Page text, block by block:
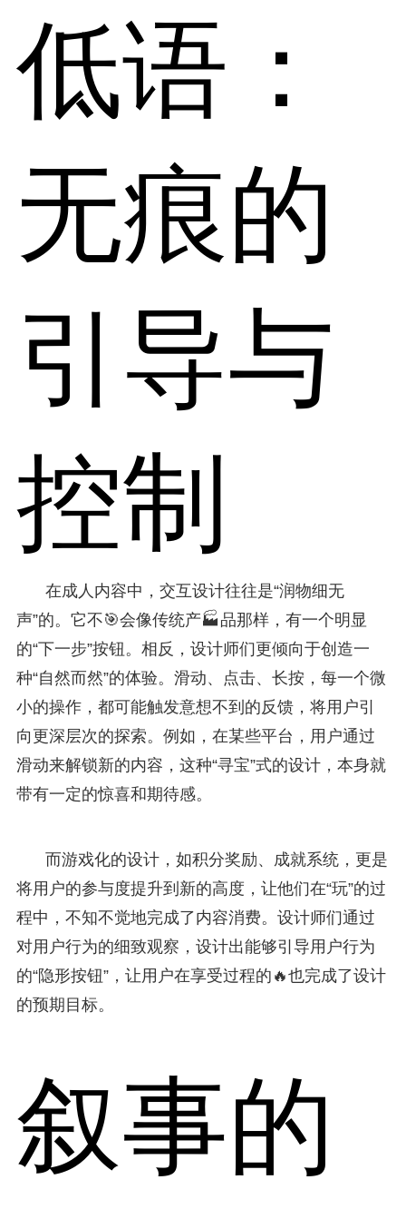
低语：
无痕的
引导与
控制
在成人内容中，交互设计往往是“润物细无
声”的。它不🎯会像传统产🏭品那样，有一个明显
的“下一步”按钮。相反，设计师们更倾向于创造一
种“自然而然”的体验。滑动、点击、长按，每一个微
小的操作，都可能触发意想不到的反馈，将用户引
向更深层次的探索。例如，在某些平台，用户通过
滑动来解锁新的内容，这种“寻宝”式的设计，本身就
带有一定的惊喜和期待感。
而游戏化的设计，如积分奖励、成就系统，更是
将用户的参与度提升到新的高度，让他们在“玩”的过
程中，不知不觉地完成了内容消费。设计师们通过
对用户行为的细致观察，设计出能够引导用户行为
的“隐形按钮”，让用户在享受过程的🔥也完成了设计
的预期目标。
叙事的